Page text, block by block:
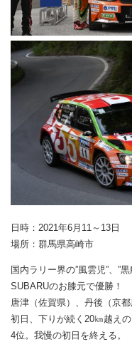
日時：2021年6月11～13日
場所：群馬県高崎市
国内ラリー界の”風雲児”、”
SUBARUのお膝元で優勝！
唐津（佐賀県）、丹後（京
初日、下りが続く20㎞越え
4位。我慢の初日を終える。